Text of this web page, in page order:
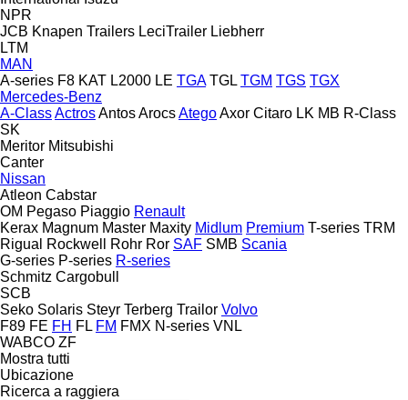
NPR
JCB Knapen Trailers LeciTrailer Liebherr
LTM
MAN
A-series F8 KAT L2000 LE TGA TGL TGM TGS TGX
Mercedes-Benz
A-ClassActrosAntosArocsAtegoAxor Citaro LK MB R-Class
SK
Meritor Mitsubishi
Canter
Nissan
Atleon Cabstar
OM Pegaso Piaggio Renault
Kerax Magnum Master Maxity Midlum Premium T-series TRM
Rigual
Rockwell Rohr Ror SAF SMB Scania
G-series P-series R-series
Schmitz Cargobull
SCB
Seko Solaris Steyr Terberg Trailor Volvo
F89 FE FH FL FM FMX N-series VNL
WABCO ZF
Mostra tutti
Ubicazione
Ricerca a raggiera